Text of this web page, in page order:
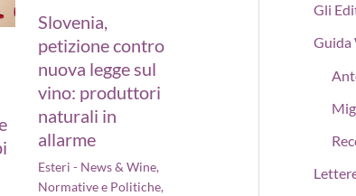
Slovenia,
petizione contro
nuova legge sul
vino: produttori
naturali in
allarme
Esteri - News & Wine,
Normative e Politiche,
Gli
Guida